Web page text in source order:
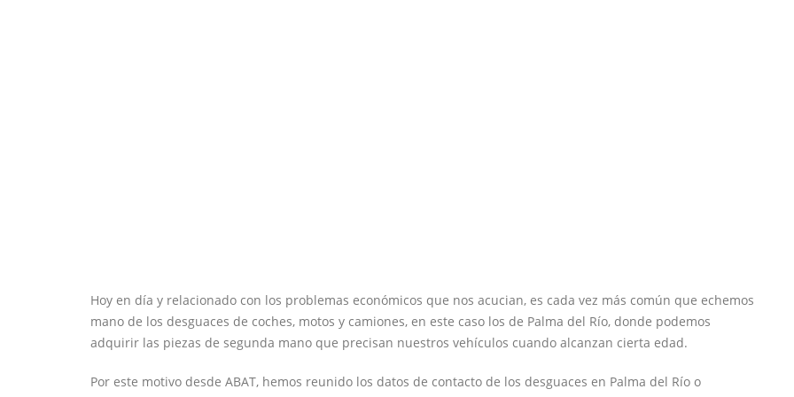
Hoy en día y relacionado con los problemas económicos que nos acucian, es cada vez más común que echemos
mano de los desguaces de coches, motos y camiones, en este caso los de Palma del Río, donde podemos
adquirir las piezas de segunda mano que precisan nuestros vehículos cuando alcanzan cierta edad.
Por este motivo desde ABAT, hemos reunido los datos de contacto de los desguaces en Palma del Río o